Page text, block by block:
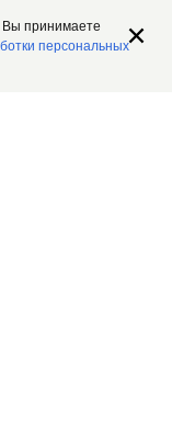
принимаете
персональных